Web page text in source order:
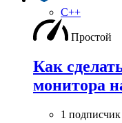
C++
Простой
Как
монитора
1 подписчик